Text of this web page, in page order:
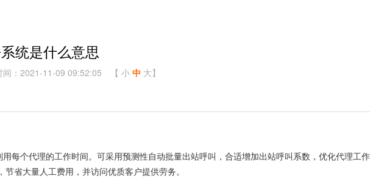
统是什么意思
间：2021-11-09 09:52:05 【 小 中 大】
个代理的工作时间。可采用预测性自动批量出站呼叫，合适增加出站呼叫系数，优化代理工
省大量人工费用，并访问优质客户提供劳务。